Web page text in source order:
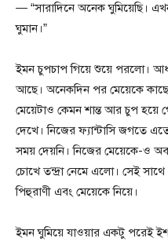
— “সারাদিনে অনেক ঘুমিয়েছি।
ঘুমান।”
ইমন চুপচাপ গিয়ে শুয়ে পরলো।
আছে। অনেকদিন পর মেয়েকে
মেয়েটাও কেমন শান্ত আর চুপ হয়ে
দেখে। নিজের ফ্যান্টাসি জগতে
সময় দেয়নি। নিজের মেয়েকে-ও
চোখে তন্দ্রা নেমে এলো। সেই
পিহুরাণী এবং মেয়েকে নিয়ে।
ইমন ঘুমিয়ে যাওয়ার একটু পরেই